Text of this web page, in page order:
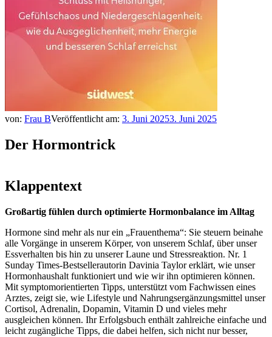
von: Frau BVeröffentlicht am: 3. Juni 20253. Juni 2025
Der Hormontrick
Klappentext
Großartig fühlen durch optimierte Hormonbalance im Alltag
Hormone sind mehr als nur ein „Frauenthema“: Sie steuern beinahe
alle Vorgänge in unserem Körper, von unserem Schlaf, über unser
Essverhalten bis hin zu unserer Laune und Stressreaktion. Nr. 1
Sunday Times-Bestsellerautorin Davinia Taylor erklärt, wie unser
Hormonhaushalt funktioniert und wie wir ihn optimieren können.
Mit symptomorientierten Tipps, unterstützt vom Fachwissen eines
Arztes, zeigt sie, wie Lifestyle und Nahrungsergänzungsmittel unser
Cortisol, Adrenalin, Dopamin, Vitamin D und vieles mehr
ausgleichen können. Ihr Erfolgsbuch enthält zahlreiche einfache und
leicht zugängliche Tipps, die dabei helfen, sich nicht nur besser,